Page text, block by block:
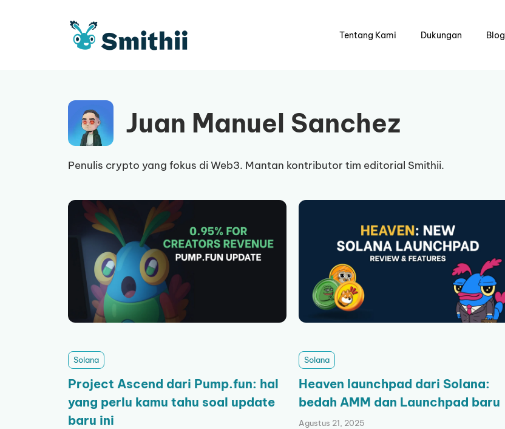
Tentang Kami Dukungan Blog
Juan Manuel Sanchez
Penulis crypto yang fokus di Web3. Mantan kontributor tim editorial Smithii.
Solana
Project Ascend dari Pump.fun: hal
yang perlu kamu tahu soal update
baru ini
Solana
Heaven launchpad dari Solana:
bedah AMM dan Launchpad baru
Agustus 21, 2025